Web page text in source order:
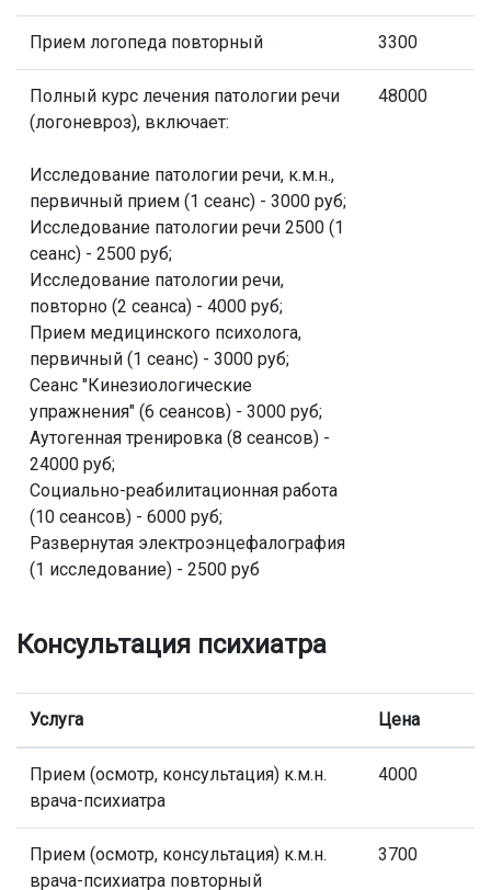
Прием логопеда повторный 3300
Полный курс лечения патологии речи
(логоневроз), включает:
Исследование патологии речи, к.м.н.,
первичный прием (1 сеанс) - 3000 руб;
Исследование патологии речи 2500 (1
сеанс) - 2500 руб;
Исследование патологии речи,
повторно (2 сеанса) - 4000 руб;
Прием медицинского психолога,
первичный (1 сеанс) - 3000 руб;
Сеанс "Кинезиологические
упражнения" (6 сеансов) - 3000 руб;
Аутогенная тренировка (8 сеансов) -
24000 руб;
Социально-реабилитационная работа
(10 сеансов) - 6000 руб;
Развернутая электроэнцефалография
(1 исследование) - 2500 руб
48000
Консультация психиатра
Услуга Цена
Прием (осмотр, консультация) к.м.н.
врача-психиатра
4000
Прием (осмотр, консультация) к.м.н.
врача-психиатра повторный
3700